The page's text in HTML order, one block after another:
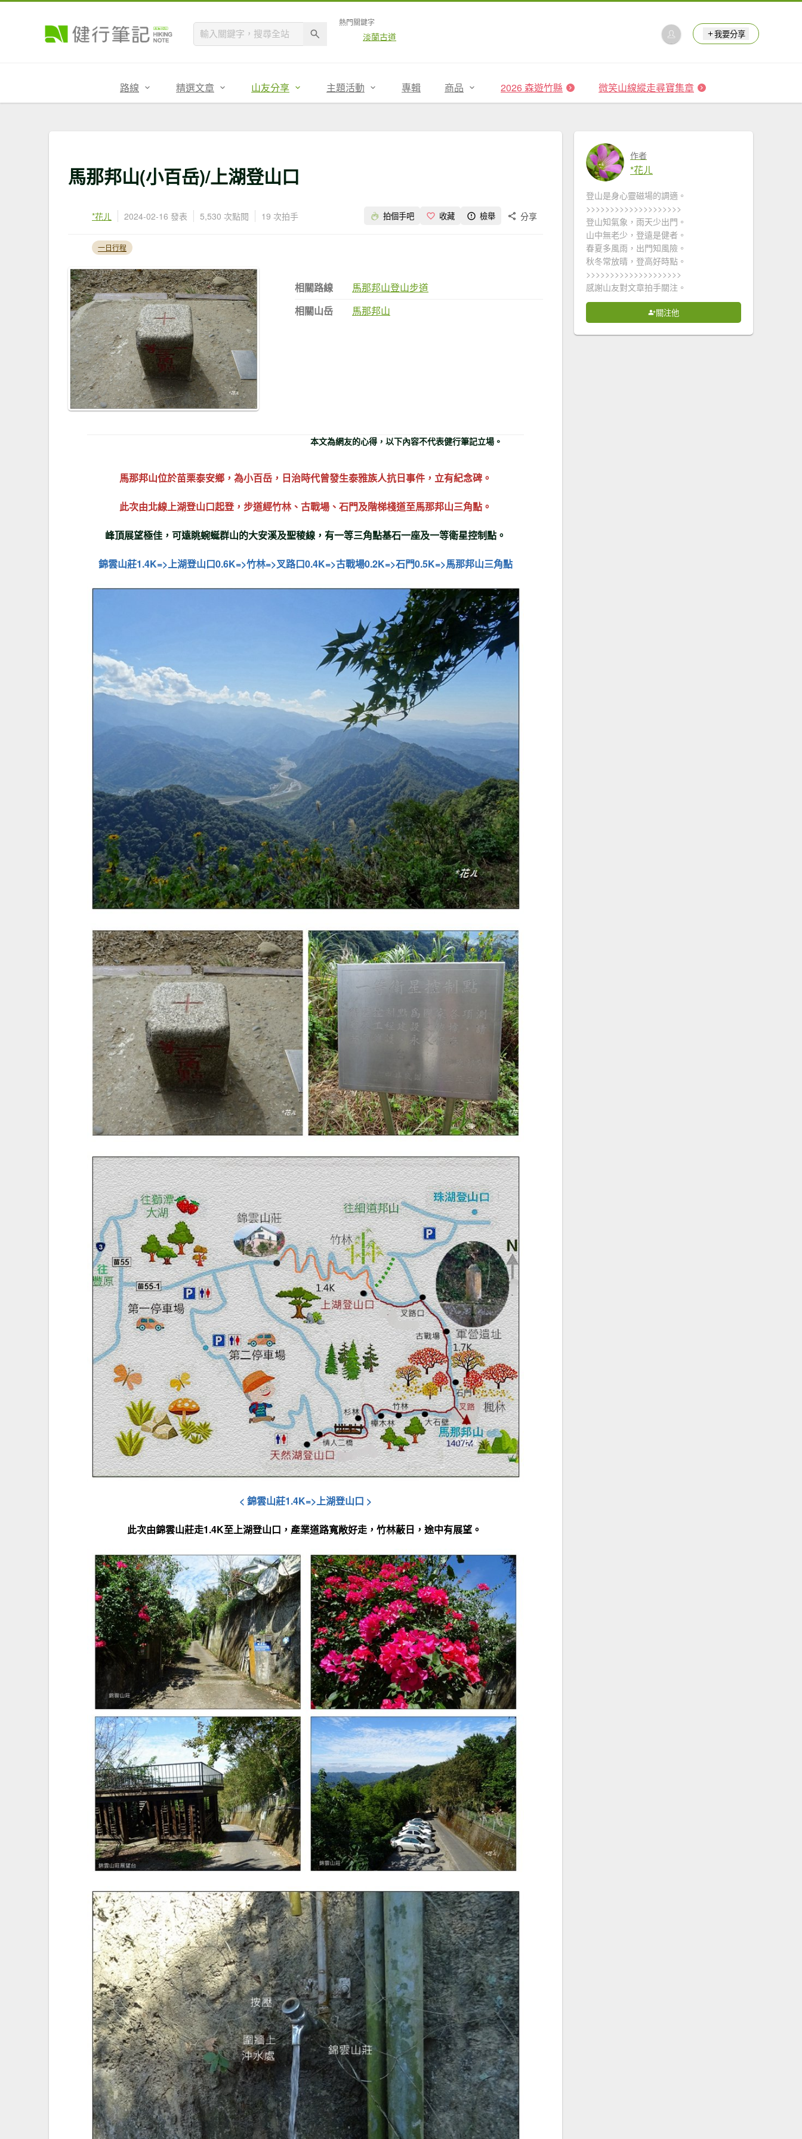
熱門關鍵字
淡蘭古道 我要分享
路線 精選文章 山友分享 主題活動 專輯 商品 2026 森遊竹縣 微笑山線縱走尋寶集章
馬那邦山(小百岳)/上湖登山口
*花ㄦ 2024-02-16 發表 5,530 次點閱 19 次拍手 拍個手吧 收藏 檢舉 分享
一日行程
相關路線
馬那邦山登山步道
相關山岳
馬那邦山
本文為網友的心得，以下內容不代表健行筆記立場。
馬那邦山位於苗栗泰安鄉，為小百岳，日治時代曾發生泰雅族人抗日事件，立有紀念碑。
此次由北線上湖登山口起登，步道經竹林、 古戰場 、 石門及階梯棧道至馬那邦山三角點 。
峰頂展望極佳，可遠眺蜿蜒群山的大安溪及聖稜線，有一等三角點基石一座及一等衛星控制點。
錦雲山莊1.4K=>上湖登山口0.6K=>竹林=>叉路口0.4K=>古戰場0.2K=>石門0.5K=>馬那邦山三角點
< 錦雲山莊1.4K=>上湖登山口 >
此次由錦雲山莊走1.4K至上湖登山口 ，產業道路寬敞好走 ，竹林蔽日 ， 途中有展望 。
作者
*花ㄦ
登山是身心靈磁場的調適。
>>>>>>>>>>>>>>>>>>>>
登山知氣象，雨天少出門。
山中無老少，登遠是健者。
春夏多風雨，出門知風險。
秋冬常放晴，登高好時點。
>>>>>>>>>>>>>>>>>>>>
感謝山友對文章拍手關注。
關注他